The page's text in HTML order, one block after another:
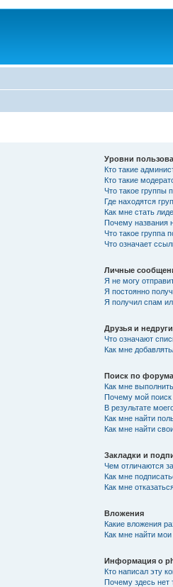
Уровни
Кто такие
Кто такие
Что такое группы
Где находятся
Как мне стать
Почему названия
Что такое группа
Что означает
Личные
Я не могу
Я постоянно
Я получил спам
Друзья и недруги
Что означают
Как мне
Поиск по
Как мне
Почему мой поиск
В результате
Как мне найти
Как мне найти
Закладки и
Чем отличаются
Как мне
Как мне
Вложения
Какие вложения
Как мне найти
Информация о
Кто написал эту
Почему здесь нет